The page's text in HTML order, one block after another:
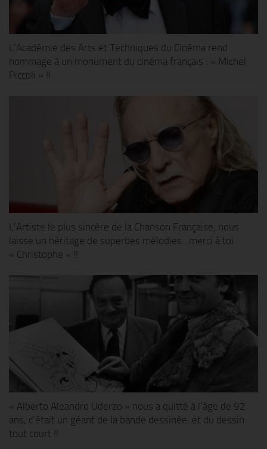
L’Académie des Arts et Techniques du Cinéma rend
hommage à un monument du cinéma français : « Michel
Piccoli » !!
L’Artiste le plus sincère de la Chanson Française, nous
laisse un héritage de superbes mélodies…merci à toi
« Christophe » !!
« Alberto Aleandro Uderzo » nous a quitté à l’âge de 92
ans, c’était un géant de la bande dessinée, et du dessin
tout court !!